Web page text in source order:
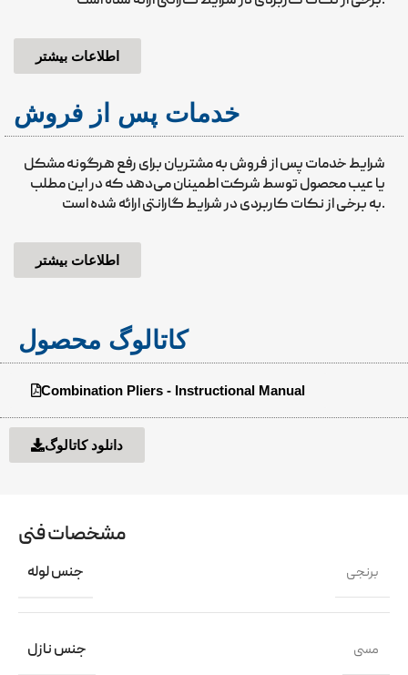
اطلاعات بیشتر
خدمات پس از فروش
شرایط خدمات پس از فروش به مشتریان برای رفع هرگونه مشکل
یا عیب محصول توسط شرکت اطمینان می‌دهد که در این مطلب
به برخی از نکات کاربردی در شرایط گارانتی ارائه شده است.
اطلاعات بیشتر
کاتالوگ محصول
Combination Pliers - Instructional Manual
دانلود کاتالوگ
مشخصات فنی
جنس لوله برنجی
جنس نازل مسی